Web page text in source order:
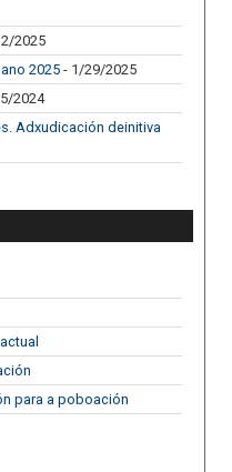
2025
2025 - 1/29/2025
2024
Adxudicación deinitiva
para a poboación